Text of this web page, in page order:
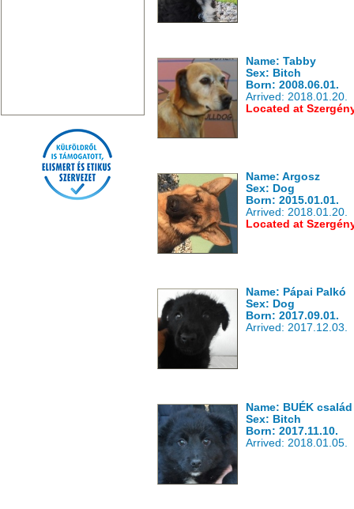
Name: Tabby
Sex: Bitch
Born: 2008.06.01.
Arrived: 2018.01.20.
Located at
Name: Argosz
Sex: Dog
Born: 2015.01.01.
Arrived: 2018.01.20.
Located at
Name: Pápai Palkó
Sex: Dog
Born: 2017.09.01.
Arrived: 2017.12.03.
Name: BUÉK
Sex: Bitch
Born: 2017.11.10.
Arrived: 2018.01.05.